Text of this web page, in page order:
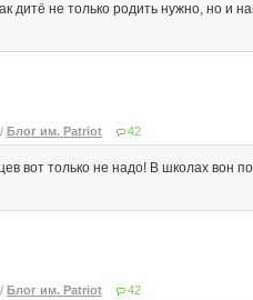
дитё не только родить нужно, но и
/ Блог им. Patriot 42
вот только не надо! В школах вон
/ Блог им. Patriot 42